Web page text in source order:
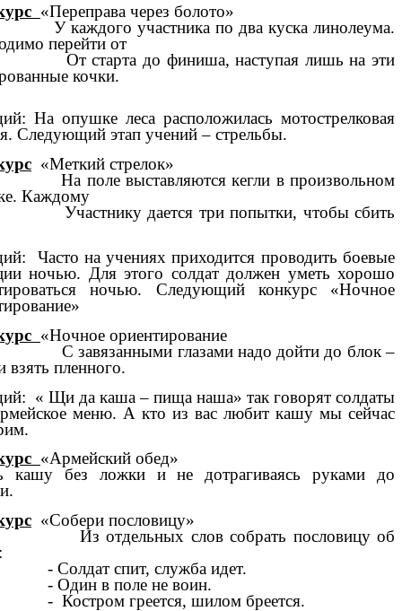
«Переправа через болото»
участника по два куска линолеума.
перейти от
до финиша, наступая лишь на эти
кочки.
На опушке леса расположилась мотострелковая
Следующий этап учений – стрельбы.
«Меткий стрелок»
выставляются кегли в произвольном
Каждому
дается три попытки, чтобы сбить
Часто на учениях приходится проводить боевые
ночью. Для этого солдат должен уметь хорошо
ночью. Следующий конкурс «Ночное
«Ночное ориентирование
глазами надо дойти до блок –
взять пленного.
« Щи да каша – пища наша» так говорят солдаты
меню. А кто из вас любит кашу мы сейчас
«Армейский обед»
кашу без ложки и не дотрагиваясь руками до
«Собери пословицу»
слов собрать пословицу об
спит, служба идет.
в поле не воин.
греется, шилом бреется.